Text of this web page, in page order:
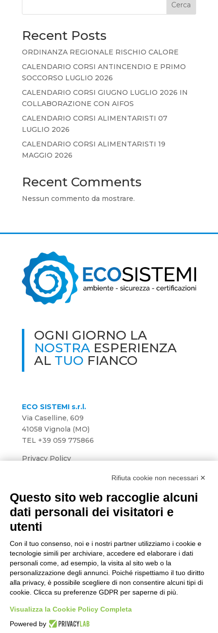
Cerca
Recent Posts
ORDINANZA REGIONALE RISCHIO CALORE
CALENDARIO CORSI ANTINCENDIO E PRIMO
SOCCORSO LUGLIO 2026
CALENDARIO CORSI GIUGNO LUGLIO 2026 IN
COLLABORAZIONE CON AIFOS
CALENDARIO CORSI ALIMENTARISTI 07
LUGLIO 2026
CALENDARIO CORSI ALIMENTARISTI 19
MAGGIO 2026
Recent Comments
Nessun commento da mostrare.
OGNI GIORNO LA
NOSTRAESPERIENZA
AL TUO FIANCO
ECO SISTEMI s.r.l.
Via Caselline, 609
41058 Vignola (MO)
TEL +39 059 775866
Privacy Policy
SERVIZI
Sicurezza sul lavoro
Formazione
Direttive di Prodotto
Sistemi di gestione
Ambiente
HACCP
FOLLOW US
Rifiuta cookie non necessari ✕
Questo sito web raccoglie alcuni
dati personali dei visitatori e
utenti
Con il tuo consenso, noi e i nostri partner utilizziamo i cookie e
tecnologie simili per archiviare, accedere ed elaborare i dati
personali come, ad esempio, la visita al sito web o la
personalizzazione degli annunci. Poiché rispettiamo il tuo diritto
alla privacy, è possibile scegliere di non consentire alcuni tipi di
cookie. Clicca su preferenze GDPR per saperne di più.
Visualizza la Cookie Policy Completa
Powered by